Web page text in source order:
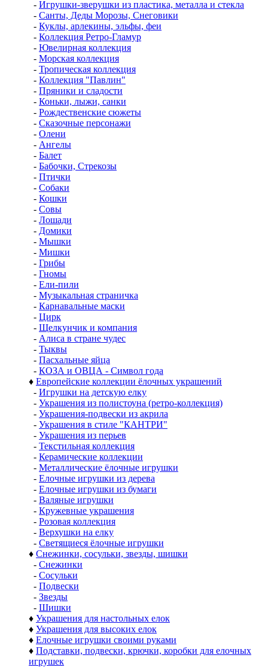
- Игрушки-зверушки из пластика, металла и стекла
- Санты, Деды Морозы, Снеговики
- Куклы, арлекины, эльфы, феи
- Коллекция Ретро-Гламур
- Ювелирная коллекция
- Морская коллекция
- Тропическая коллекция
- Коллекция "Павлин"
- Пряники и сладости
- Коньки, лыжи, санки
- Рождественские сюжеты
- Сказочные персонажи
- Олени
- Ангелы
- Балет
- Бабочки, Стрекозы
- Птички
- Собаки
- Кошки
- Совы
- Лошади
- Домики
- Мышки
- Мишки
- Грибы
- Гномы
- Ели-пили
- Музыкальная страничка
- Карнавальные маски
- Цирк
- Щелкунчик и компания
- Алиса в стране чудес
- Тыквы
- Пасхальные яйца
- КОЗА и ОВЦА - Символ года
♦ Европейские коллекции ёлочных украшений
- Игрушки на детскую елку
- Украшения из полистоуна (ретро-коллекция)
- Украшения-подвески из акрила
- Украшения в стиле "КАНТРИ"
- Украшения из перьев
- Текстильная коллекция
- Керамические коллекции
- Металлические ёлочные игрушки
- Елочные игрушки из дерева
- Елочные игрушки из бумаги
- Валяные игрушки
- Кружевные украшения
- Розовая коллекция
- Верхушки на елку
- Светящиеся ёлочные игрушки
♦ Снежинки, сосульки, звезды, шишки
- Снежинки
- Сосульки
- Подвески
- Звезды
- Шишки
♦ Украшения для настольных елок
♦ Украшения для высоких елок
♦ Елочные игрушки своими руками
♦ Подставки, подвески, крючки, коробки для елочных
игрушек